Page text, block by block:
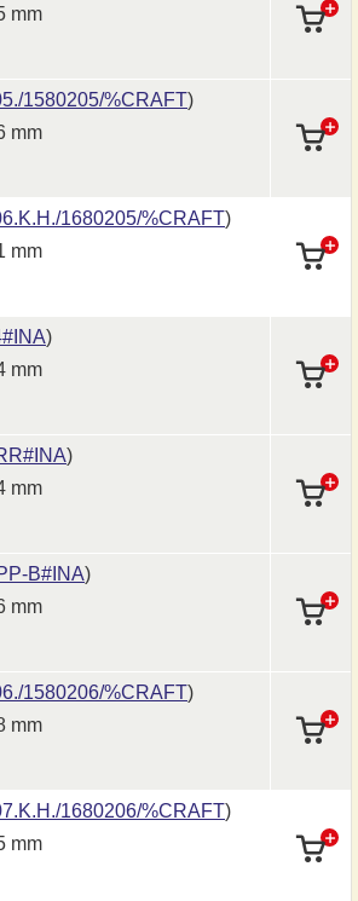
mm
1580205/%CRAFT)
mm
1680205/%CRAFT)
mm
)
mm
)
mm
B#INA)
mm
1580206/%CRAFT)
mm
1680206/%CRAFT)
mm